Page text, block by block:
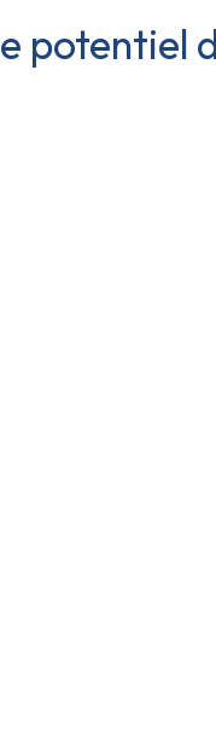
potentiel